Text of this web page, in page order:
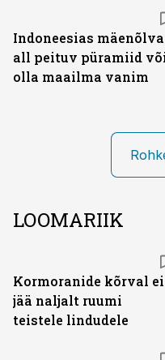
Indoneesias mäenõlva
all peituv püramiid
olla maailma vanim
LOOMARIIK
Kormoranide kõrval ei
jää naljalt ruumi
teistele lindudele